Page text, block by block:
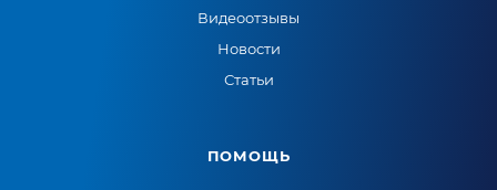
Видеоотзывы
Новости
Статьи
ПОМОЩЬ